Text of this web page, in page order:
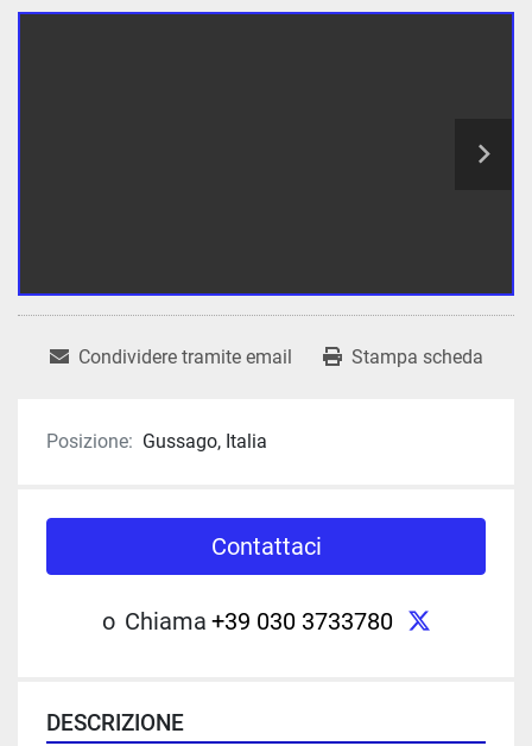
Condividere tramite email Stampa scheda
Posizione: Gussago, Italia
Contattaci
o Chiama +39 030 3733780
DESCRIZIONE